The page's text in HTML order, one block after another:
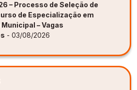
– Processo de Seleção de
de Especialização em
– Vagas
- 03/08/2026